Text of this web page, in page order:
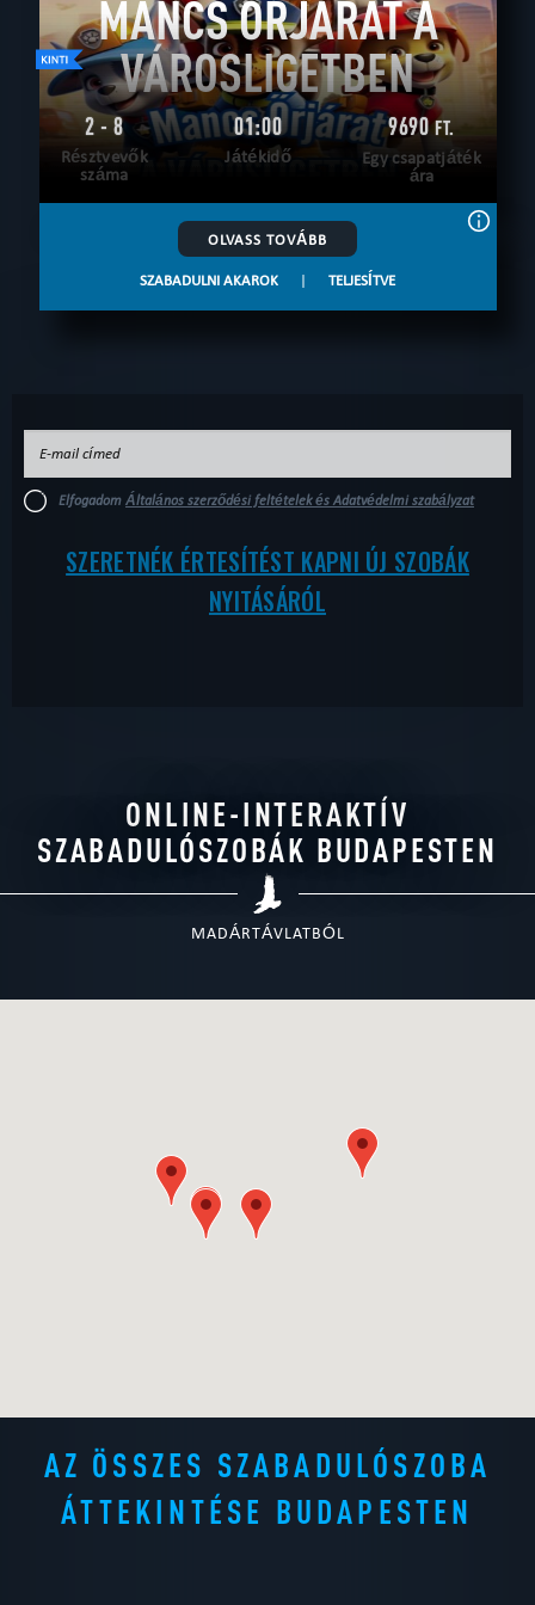
MANCS ŐRJÁRAT A
VÁROSLIGETBEN
2 - 8
Résztvevők
száma
01:00
Játékidő
9690FT.
Egy csapatjáték
ára
OLVASS TOVÁBB
SZABADULNI AKAROK | TELJESÍTVE
Elfogadom Általános szerződési feltételek és Adatvédelmi szabályzat
SZERETNÉK ÉRTESÍTÉST KAPNI ÚJ SZOBÁK
NYITÁSÁRÓL
ONLINE-INTERAKTÍV
SZABADULÓSZOBÁK BUDAPESTEN
MADÁRTÁVLATBÓL
AZ ÖSSZES SZABADULÓSZOBA
ÁTTEKINTÉSE BUDAPESTEN